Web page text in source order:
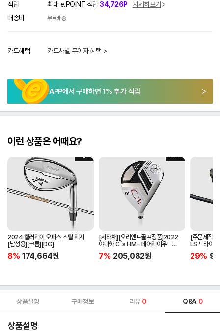
적립 최대 e.POINT 적립 34,726P
자세히보기
배송비
무료배송
카드혜택 카드사별 무이자 혜택 >
APP에서 구매하면 1% 추가 적립
이런 상품은 어때요?
2024 캘러웨이 오퍼스 스틸 웨지
[남성용][크롬][DG]
8% 174,664원
[시타채][오리엔트골프정품]2022
야마하 C`s HM+ 페어웨이우드
[여성용][화이트][C`s HM+
ORIGINAL]
7% 205,082원
[주문제작
LS 드라이
BLACK]
29%
상품설명 구매정보 리뷰 0 Q&A 0
상품설명